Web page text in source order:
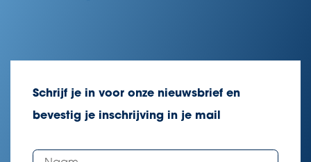
Schrijf je in voor onze nieuwsbrief en
bevestig je inschrijving in je mail